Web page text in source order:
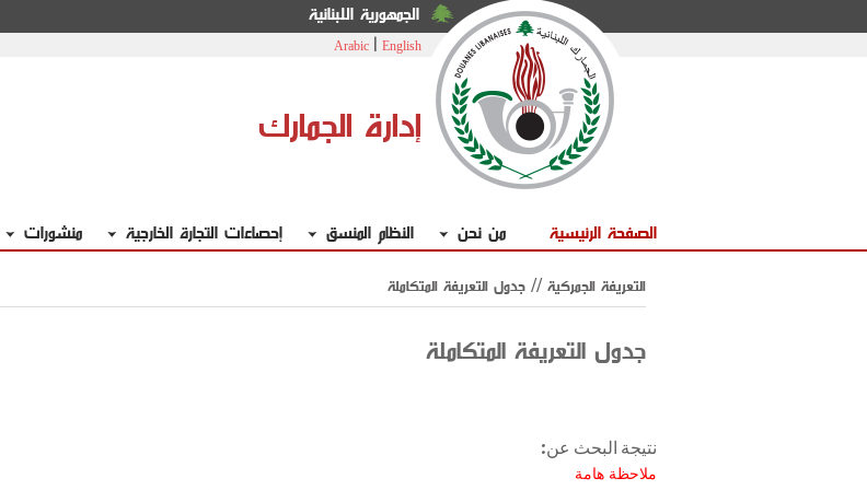
الجمهورية اللبنانية
Arabic English
إدارة الجمارك
الصفحة الرئيسية من نحن النظام المنسق إحصاءات التجارة الخارجية منشورات
التعريفة الجمركية // جدول التعريفة المتكاملة
جدول التعريفة المتكاملة
نتيجة البحث عن:
ملاحظة هامة